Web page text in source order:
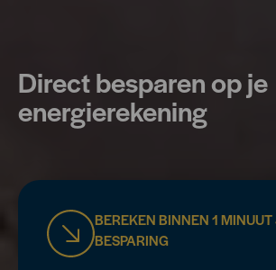
BEREKEN BINNEN 1 MINUUT
BESPARING
Direct besparen op je
energierekening